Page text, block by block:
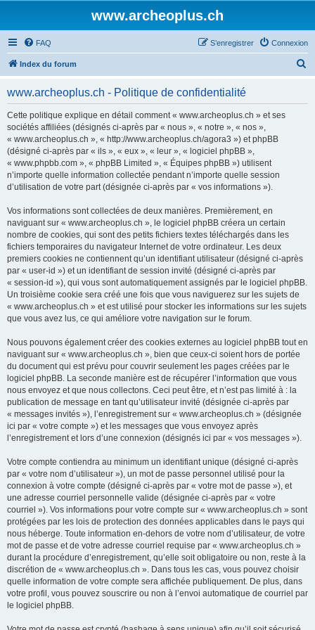
www.archeoplus.ch
FAQ Connexion
S’enregistrer
Index du forum
www.archeoplus.ch - Politique de confidentialité
Cette politique explique en détail comment « www.archeoplus.ch » et ses
sociétés affiliées (désignés ci-après par « nous », « notre », « nos »,
« www.archeoplus.ch », « http://www.archeoplus.ch/agora3 ») et phpBB
(désigné ci-après par « ils », « eux », « leur », « logiciel phpBB »,
« www.phpbb.com », « phpBB Limited », « Équipes phpBB ») utilisent
n’importe quelle information collectée pendant n’importe quelle session
d’utilisation de votre part (désignée ci-après par « vos informations »).
Vos informations sont collectées de deux manières. Premièrement, en
naviguant sur « www.archeoplus.ch », le logiciel phpBB créera un certain
nombre de cookies, qui sont des petits fichiers textes téléchargés dans les
fichiers temporaires du navigateur Internet de votre ordinateur. Les deux
premiers cookies ne contiennent qu’un identifiant utilisateur (désigné ci-après
par « user-id ») et un identifiant de session invité (désigné ci-après par
« session-id »), qui vous sont automatiquement assignés par le logiciel phpBB.
Un troisième cookie sera créé une fois que vous naviguerez sur les sujets de
« www.archeoplus.ch » et est utilisé pour stocker les informations sur les sujets
que vous avez lus, ce qui améliore votre navigation sur le forum.
Nous pouvons également créer des cookies externes au logiciel phpBB tout en
naviguant sur « www.archeoplus.ch », bien que ceux-ci soient hors de portée
du document qui est prévu pour couvrir seulement les pages créées par le
logiciel phpBB. La seconde manière est de récupérer l’information que vous
nous envoyez et que nous collectons. Ceci peut être, et n’est pas limité à : la
publication de message en tant qu’utilisateur invité (désignée ci-après par
« messages invités »), l’enregistrement sur « www.archeoplus.ch » (désignée
ici par « votre compte ») et les messages que vous envoyez après
l’enregistrement et lors d’une connexion (désignés ici par « vos messages »).
Votre compte contiendra au minimum un identifiant unique (désigné ci-après
par « votre nom d’utilisateur »), un mot de passe personnel utilisé pour la
connexion à votre compte (désigné ci-après par « votre mot de passe »), et
une adresse courriel personnelle valide (désignée ci-après par « votre
courriel »). Vos informations pour votre compte sur « www.archeoplus.ch » sont
protégées par les lois de protection des données applicables dans le pays qui
nous héberge. Toute information en-dehors de votre nom d’utilisateur, de votre
mot de passe et de votre adresse courriel requise par « www.archeoplus.ch »
durant la procédure d’enregistrement, qu’elle soit obligatoire ou non, reste à la
discrétion de « www.archeoplus.ch ». Dans tous les cas, vous pouvez choisir
quelle information de votre compte sera affichée publiquement. De plus, dans
votre profil, vous pouvez souscrire ou non à l’envoi automatique de courriel par
le logiciel phpBB.